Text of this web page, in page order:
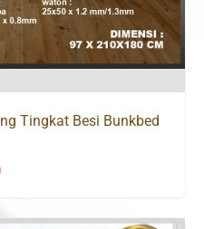
Tingkat Besi Bunkbed
Current
is: